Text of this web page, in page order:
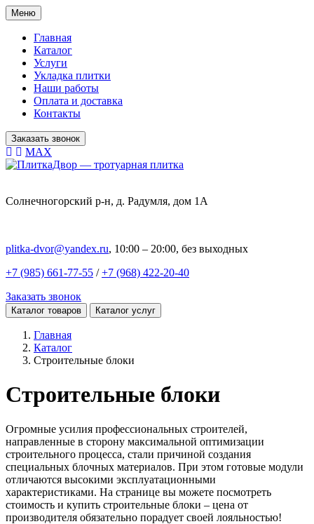
Меню
Главная
Каталог
Услуги
Укладка плитки
Наши работы
Оплата и доставка
Контакты
Заказать звонок
MAX
Солнечногорский р-н, д. Радумля, дом 1А
plitka-dvor@yandex.ru, 10:00 – 20:00, без выходных
+7 (985) 661-77-55 / +7 (968) 422-20-40
Заказать звонок
Каталог товаров Каталог услуг
Главная
Каталог
Строительные блоки
Строительные блоки
Огромные усилия профессиональных строителей,
направленные в сторону максимальной оптимизации
строительного процесса, стали причиной создания
специальных блочных материалов. При этом готовые модули
отличаются высокими эксплуатационными
характеристиками. На странице вы можете посмотреть
стоимость и купить строительные блоки – цена от
производителя обязательно порадует своей лояльностью!